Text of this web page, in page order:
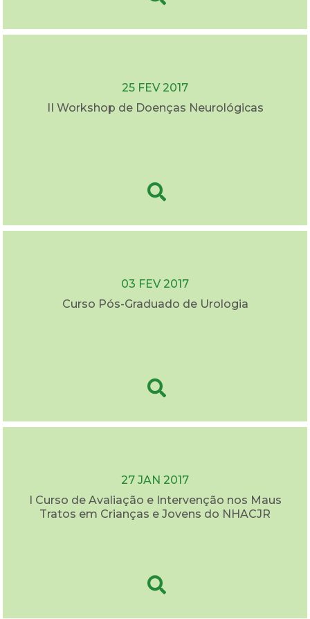
25 FEV 2017
II Workshop de Doenças Neurológicas
03 FEV 2017
Curso Pós-Graduado de Urologia
27 JAN 2017
I Curso de Avaliação e Intervenção nos Maus
Tratos em Crianças e Jovens do NHACJR